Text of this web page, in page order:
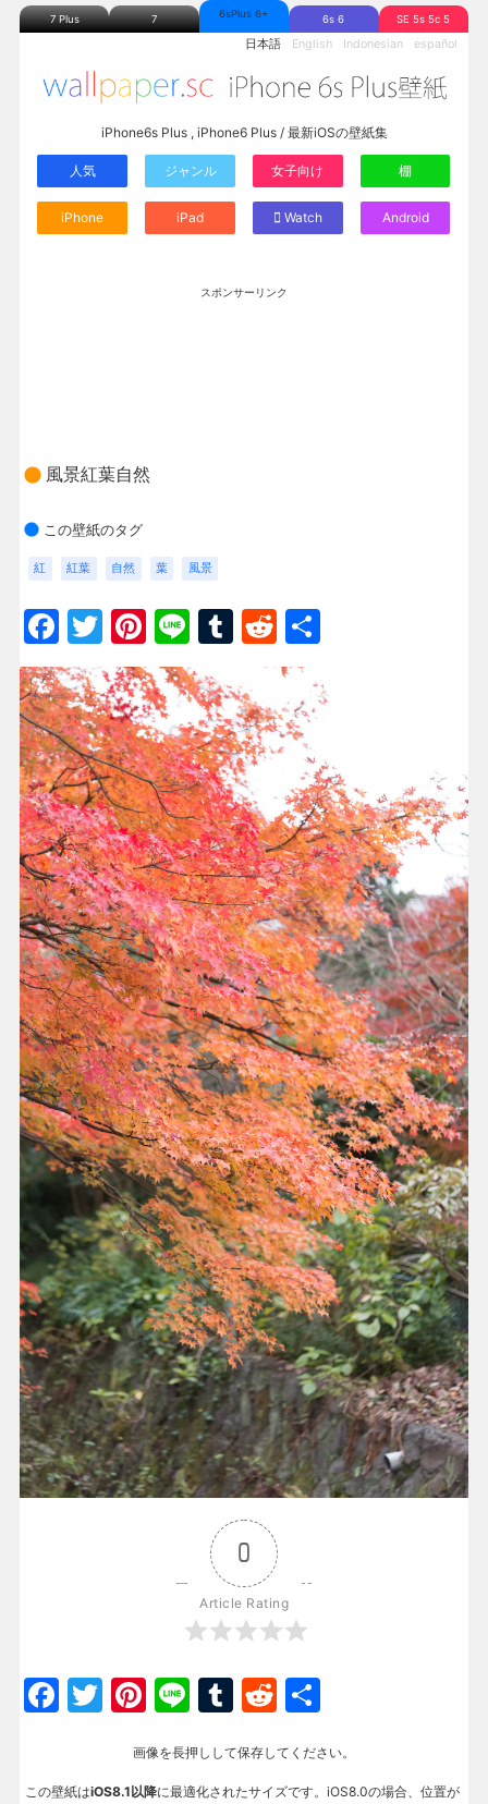
7 Plus 7 6sPlus 6+ 6s 6 SE 5s 5c 5
日本語 English Indonesian español
iPhone6s Plus , iPhone6 Plus / 最新iOSの壁紙集
人気 ジャンル 女子向け 棚
iPhone iPad Watch Android
スポンサーリンク
風景紅葉自然
この壁紙のタグ
紅 紅葉 自然 葉 風景
Facebook
Twitter
Pinterest
LineTumblr
Reddit
0
Article Rating
Facebook
Twitter
Pinterest
LineTumblr
Reddit
画像を長押しして保存してください。
この壁紙はiOS8.1以降に最適化されたサイズです。iOS8.0の場合、位置が